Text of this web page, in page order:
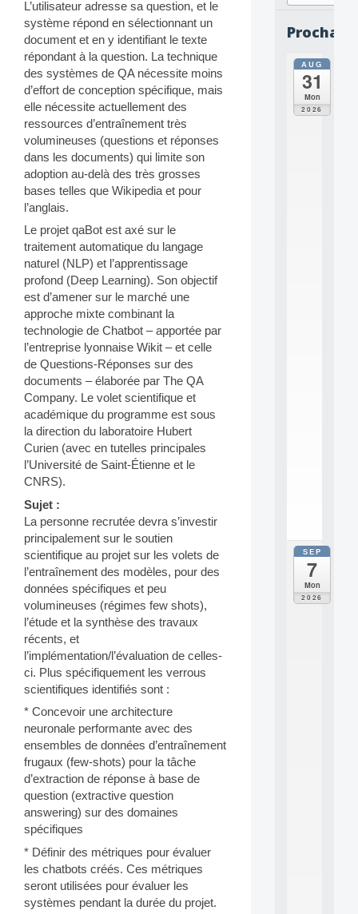
L’utilisateur adresse sa question, et le
système répond en sélectionnant un
document et en y identifiant le texte
répondant à la question. La technique
des systèmes de QA nécessite moins
d’effort de conception spécifique, mais
elle nécessite actuellement des
ressources d’entraînement très
volumineuses (questions et réponses
dans les documents) qui limite son
adoption au-delà des très grosses
bases telles que Wikipedia et pour
l’anglais.
Le projet qaBot est axé sur le
traitement automatique du langage
naturel (NLP) et l’apprentissage
profond (Deep Learning). Son objectif
est d’amener sur le marché une
approche mixte combinant la
technologie de Chatbot – apportée par
l’entreprise lyonnaise Wikit – et celle
de Questions-Réponses sur des
documents – élaborée par The QA
Company. Le volet scientifique et
académique du programme est sous
la direction du laboratoire Hubert
Curien (avec en tutelles principales
l’Université de Saint-Étienne et le
CNRS).
Sujet :
La personne recrutée devra s’investir
principalement sur le soutien
scientifique au projet sur les volets de
l’entraînement des modèles, pour des
données spécifiques et peu
volumineuses (régimes few shots),
l’étude et la synthèse des travaux
récents, et
l’implémentation/l’évaluation de celles-
ci. Plus spécifiquement les verrous
scientifiques identifiés sont :
* Concevoir une architecture
neuronale performante avec des
ensembles de données d’entraînement
frugaux (few-shots) pour la tâche
d’extraction de réponse à base de
question (extractive question
answering) sur des domaines
spécifiques
* Définir des métriques pour évaluer
les chatbots créés. Ces métriques
seront utilisées pour évaluer les
systèmes pendant la durée du projet.
AUG
31
Mon
2026
SEP
7
Mon
2026